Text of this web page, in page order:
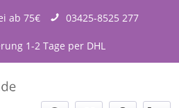
ab 75€ 03425-8525 277
1-2 Tage per DHL